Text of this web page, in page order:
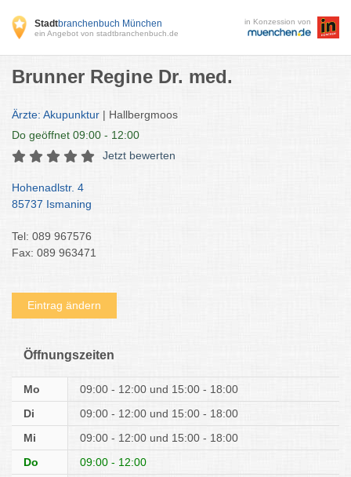
Stadtbranchenbuch München
ein Angebot von stadtbranchenbuch.de
in Konzession von
Brunner Regine Dr. med.
Ärzte: Akupunktur | Hallbergmoos
Do geöffnet 09:00 - 12:00
Jetzt bewerten
Hohenadlstr. 4
85737 Ismaning
Tel: 089 967576
Fax: 089 963471
Eintrag ändern
Öffnungszeiten
Mo 09:00 - 12:00
15:00 - 18:00
Di
09:00 - 12:00
15:00 - 18:00
Mi
09:00 - 12:00
15:00 - 18:00
Do
09:00 - 12:00